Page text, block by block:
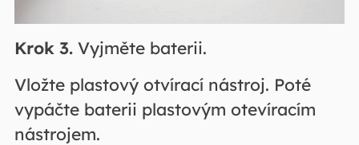
Krok 3.Vyjměte baterii.
Vložte plastový otvírací nástroj. Poté
vypáčte baterii plastovým otevíracím
nástrojem.